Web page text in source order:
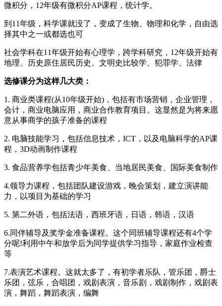
微积分，12年级有微积分AP课程，统计学。
到11年级，科学课就没了，变成了生物、物理和化学，自由选
择其中之一或都选也可
社会学科在11年级开始有心理学，跨学科研究，12年级开始有
地理、历史原住居民历史、文明史比较学、犯罪学、法律
选修课分为这样几大类：
1. 商业类课程(从10年级开始)，包括有市场营销，企业管理，
会计，商业电脑应用，商业合作教育项目。这显然是为将来愿
意从事商学的孩子准备的课程
2. 电脑技能学习，包括信息技术，ICT，以及电脑科学的AP课
程，3D动画制作课程
3. 食品营养学包括青少年美食、当地居民美食、国际美食制作
4.领导力课程，包括团队建设游戏，晚会策划，建立演讲能
力，以项目为基础的学习
5. 第二外语，包括法语，西班牙语，日语，韩语，汉语
6.同伴辅导及奖学金准备课程。这个同班辅导课程还有4个学
分呢!利用中午和放学后为同学提供学习指导，家庭作业检查
等
7.表演艺术课程。这就太多了，有初学者乐队，管乐团，爵士
乐团，弦乐，合唱团，戏剧表演，音乐剧，戏剧制作，戏剧表
演，舞蹈，舞蹈表演，编舞